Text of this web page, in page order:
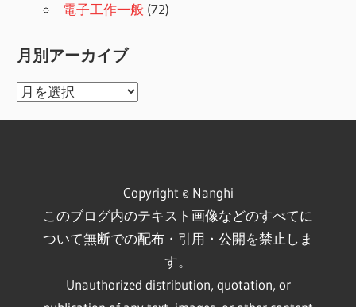
電子工作一般 (72)
月別アーカイブ
月
Copyright © Nanghi
このブログ内のテキスト画像などのすべてに
ついて無断での配布・引用・公開を禁止しま
す。
Unauthorized distribution, quotation, or